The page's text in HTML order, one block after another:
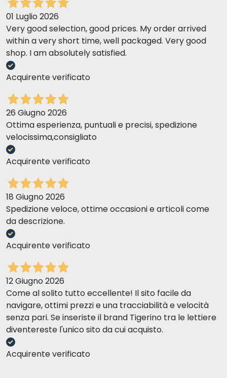
01 Luglio 2026
Very good selection, good prices. My order arrived
within a very short time, well packaged. Very good
shop. I am absolutely satisfied.
Acquirente verificato
26 Giugno 2026
Ottima esperienza, puntuali e precisi, spedizione
velocissima,consigliato
Acquirente verificato
18 Giugno 2026
Spedizione veloce, ottime occasioni e articoli come
da descrizione.
Acquirente verificato
12 Giugno 2026
Come al solito tutto eccellente! Il sito facile da
navigare, ottimi prezzi e una tracciabilità e velocità
senza pari. Se inseriste il brand Tigerino tra le lettiere
diventereste l'unico sito da cui acquisto.
Acquirente verificato